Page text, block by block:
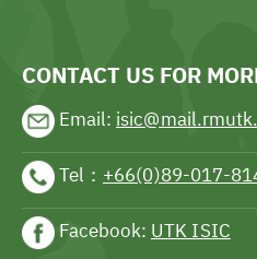
CONTACT US FOR
Email:
Tel： +66(0)89-017-
Facebook: UTK ISIC